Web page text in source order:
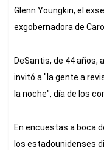
Glenn Youngkin, el
exgobernadora de
DeSantis, de 44 años,
invitó a "la gente a
la noche", día de los
En encuestas a boca
los estadounidenses